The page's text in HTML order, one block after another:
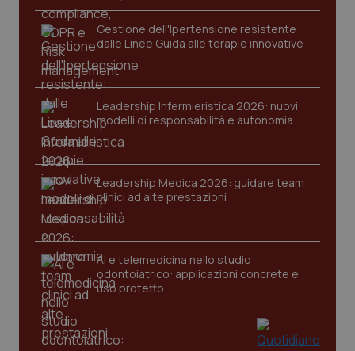
Gestione dell'Ipertensione resistente:
dalle Linee Guida alle terapie innovative
Leadership Infermieristica 2026: nuovi
modelli di responsabilità e autonomia
Leadership Medica 2026: guidare team
clinici ad alte prestazioni
AI e telemedicina nello studio
odontoiatrico: applicazioni concrete e
uso protetto
CookieScriptConsent